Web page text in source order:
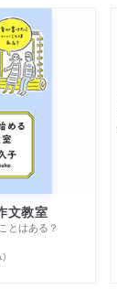
文教室
とはある？